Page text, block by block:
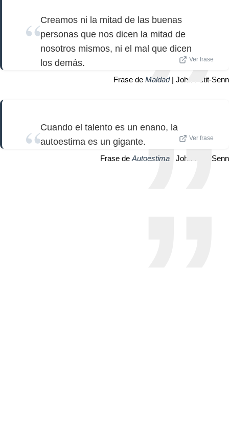
Creamos ni la mitad de las buenas
personas que nos dicen la mitad de
nosotros mismos, ni el mal que dicen
los demás.
Ver frase
Frase de Maldad| John Petit-Senn
Cuando el talento es un enano, la
autoestima es un gigante.
Ver frase
Frase de Autoestima | John Petit-Senn